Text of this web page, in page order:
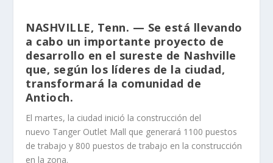
NASHVILLE, Tenn. — Se está llevando
a cabo un importante proyecto de
desarrollo en el sureste de Nashville
que, según los líderes de la ciudad,
transformará la comunidad de
Antioch.
El martes, la ciudad inició la construcción del
nuevo Tanger Outlet Mall que generará 1100 puestos
de trabajo y 800 puestos de trabajo en la construcción
en la zona.